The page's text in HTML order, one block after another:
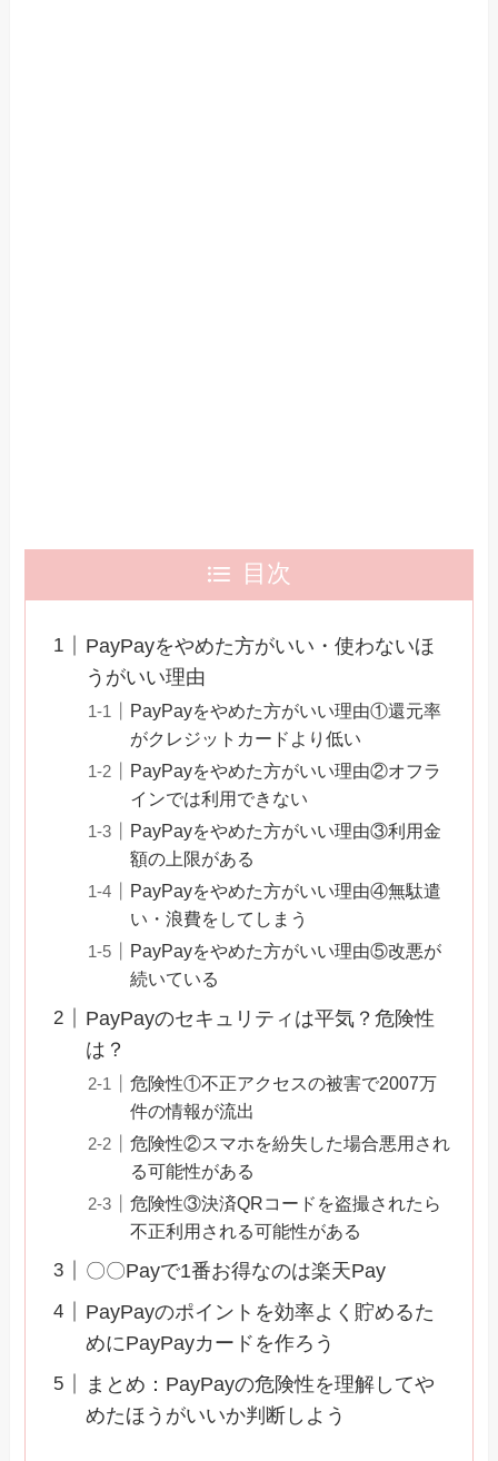
目次
PayPayをやめた方がいい・使わないほ
うがいい理由
PayPayをやめた方がいい理由①還元率
がクレジットカードより低い
PayPayをやめた方がいい理由②オフラ
インでは利用できない
PayPayをやめた方がいい理由③利用金
額の上限がある
PayPayをやめた方がいい理由④無駄遣
い・浪費をしてしまう
PayPayをやめた方がいい理由⑤改悪が
続いている
PayPayのセキュリティは平気？危険性
は？
危険性①不正アクセスの被害で2007万
件の情報が流出
危険性②スマホを紛失した場合悪用され
る可能性がある
危険性③決済QRコードを盗撮されたら
不正利用される可能性がある
〇〇Payで1番お得なのは楽天Pay
PayPayのポイントを効率よく貯めるた
めにPayPayカードを作ろう
まとめ：PayPayの危険性を理解してや
めたほうがいいか判断しよう